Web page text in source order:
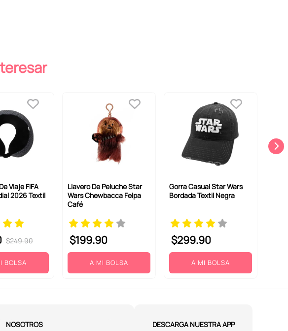
Viaje FIFA
2026 Textil
$249.90
BOLSA
Llavero De Peluche Star
Wars Chewbacca Felpa
Café
$199.90
A MI BOLSA
Gorra Casual Star Wars
Bordada Textil Negra
$299.90
A MI BOLSA
NOSOTROS DESCARGA NUESTRA APP